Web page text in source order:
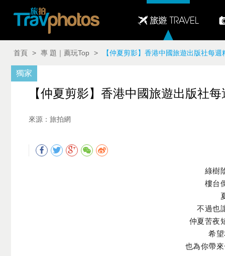
首頁 > 專 題｜薦玩Top > 【仲夏剪影】香港中國旅遊出版社每週精
獨家
【仲夏剪影】香港中國旅遊出版社
來源：旅拍網
綠樹
樓台
不過也
仲夏苦夜
希
也為你帶